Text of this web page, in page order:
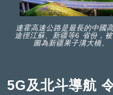
連霍高速公路是最長的中國
途徑江蘇、新疆等6 省份，
圖為新疆果子溝大橋。
5G及北斗導航